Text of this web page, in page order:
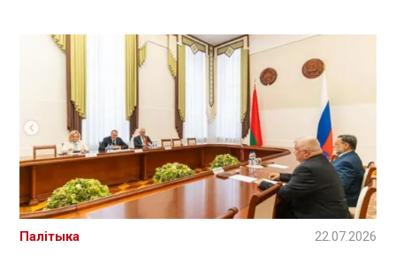
Палітыка 22.07.2026